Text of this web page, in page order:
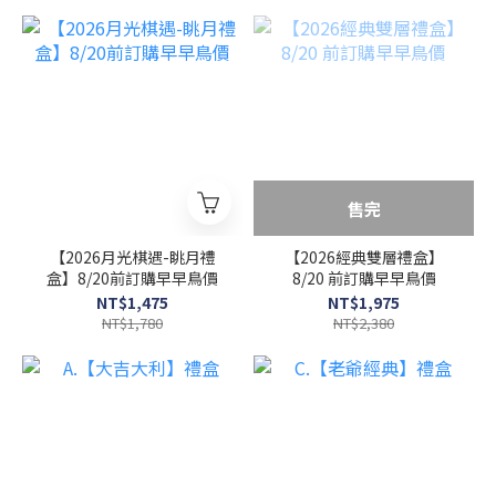
【2026月光棋遇-眺月禮
盒】8/20前訂購早早鳥價
NT$1,475
NT$1,780
售完
【2026經典雙層禮盒】
8/20 前訂購早早鳥價
NT$1,975
NT$2,380